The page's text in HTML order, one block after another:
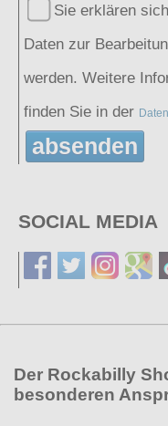
Sie erklären
Daten zur
werden. Weitere
finden Sie in der
absenden
SOCIAL MEDIA
Der Rockabilly
besonderen